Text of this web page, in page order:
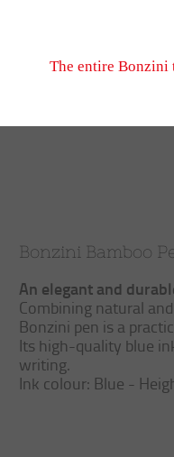
Bonzini Bamboo
An elegant and
Combining natural
Bonzini pen is a
Its high-quality blue
writing.
Ink colour: Blue -
The entire Bonzini